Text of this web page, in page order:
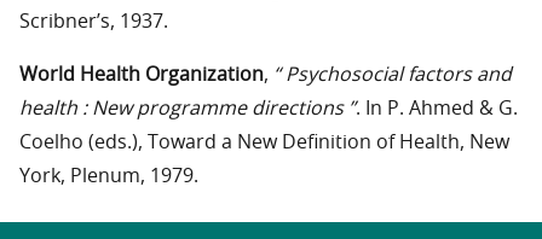
Scribner’s, 1937.
World Health Organization, “ Psychosocial factors and
health : New programme directions ”. In P. Ahmed & G.
Coelho (eds.), Toward a New Definition of Health, New
York, Plenum, 1979.